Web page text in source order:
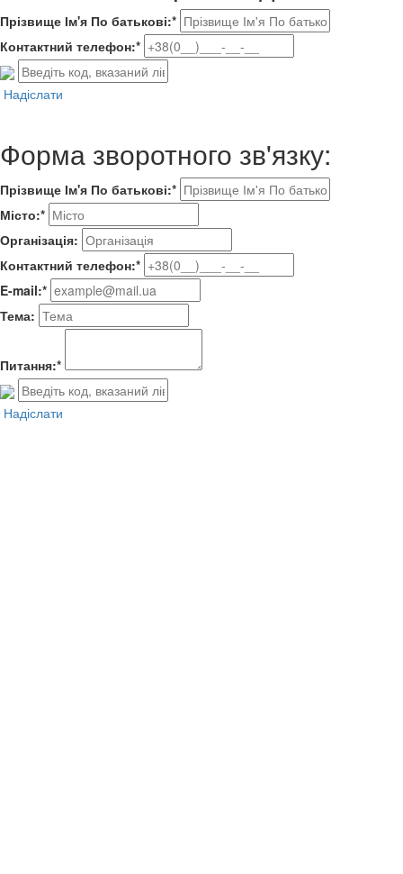
Прізвище Ім'я По батькові:*
Контактний телефон:*
Надіслати
Форма зворотного зв'язку:
Прізвище Ім'я По батькові:*
Місто:*
Організація:
Контактний телефон:*
E-mail:*
Тема:
Питання:*
Надіслати